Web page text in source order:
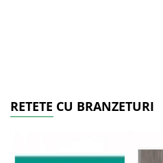
RETETE CU BRANZETURI